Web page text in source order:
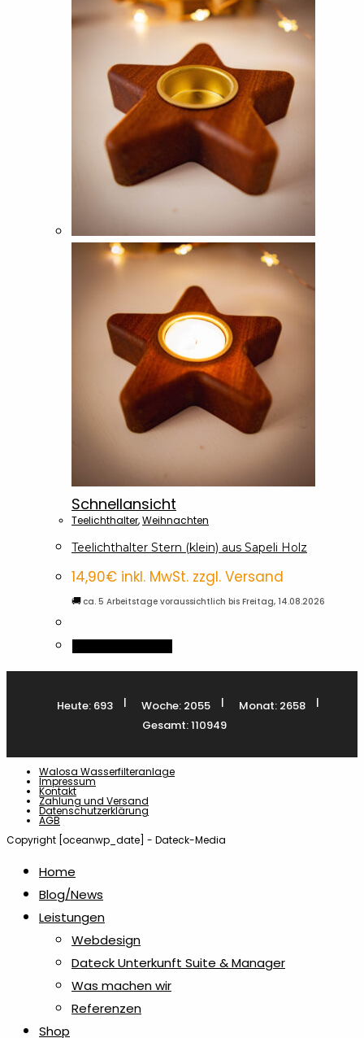
Schnellansicht
Teelichthalter,Weihnachten
Teelichthalter Stern (klein) aus Sapeli Holz
14,90€ inkl. MwSt. zzgl. Versand
🚚 ca. 5 Arbeitstage voraussichtlich bis Freitag, 14.08.2026
Heute: 693 | Woche: 2055 | Monat: 2658
|
Gesamt: 110949
Walosa Wasserfilteranlage
Impressum
Kontakt
Zahlung und Versand
Datenschutzerklärung
AGB
Copyright [oceanwp_date] - Dateck-Media
Home
Blog/News
Leistungen
Webdesign
Dateck Unterkunft Suite & Manager
Was machen wir
Referenzen
Shop